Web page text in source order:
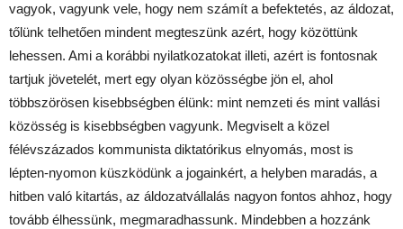
vagyok, vagyunk vele, hogy nem számít a befektetés, az áldozat,
tőlünk telhetően mindent megteszünk azért, hogy közöttünk
lehessen. Ami a korábbi nyilatkozatokat illeti, azért is fontosnak
tartjuk jövetelét, mert egy olyan közösségbe jön el, ahol
többszörösen kisebbségben élünk: mint nemzeti és mint vallási
közösség is kisebbségben vagyunk. Megviselt a közel
félévszázados kommunista diktatórikus elnyomás, most is
lépten-nyomon küszködünk a jogainkért, a helyben maradás, a
hitben való kitartás, az áldozatvállalás nagyon fontos ahhoz, hogy
tovább élhessünk, megmaradhassunk. Mindebben a hozzánk